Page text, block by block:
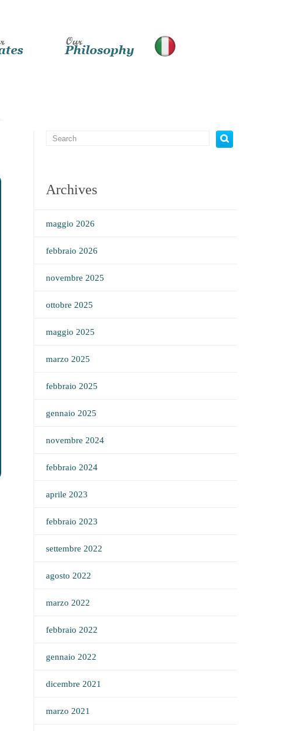
Archives
maggio 2026
febbraio 2026
novembre 2025
ottobre 2025
maggio 2025
marzo 2025
febbraio 2025
gennaio 2025
novembre 2024
febbraio 2024
aprile 2023
febbraio 2023
settembre 2022
agosto 2022
marzo 2022
febbraio 2022
gennaio 2022
dicembre 2021
marzo 2021